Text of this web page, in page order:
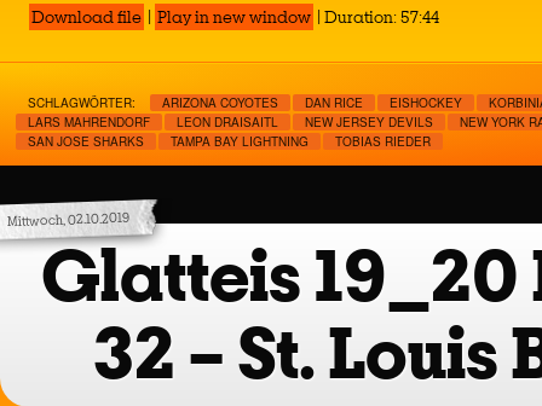
Download file | Play in new window | Duration: 57:44
SCHLAGWÖRTER: ARIZONA COYOTES DAN RICE EISHOCKEY
LARS MAHRENDORF
LEON DRAISAITL NEW JERSEY DEVILS
NEW YORK
SAN JOSE SHARKS
TAMPA BAY LIGHTNING TOBIAS RIEDER
Mittwoch, 02.10.2019
Glatteis 19_20
32 – St. Louis